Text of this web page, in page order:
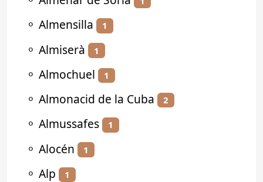
⚬ Almensilla 1
⚬ Almiserà 1
⚬ Almochuel 1
⚬ Almonacid de la Cuba 2
⚬ Almussafes 1
⚬ Alocén 1
⚬ Alp 1